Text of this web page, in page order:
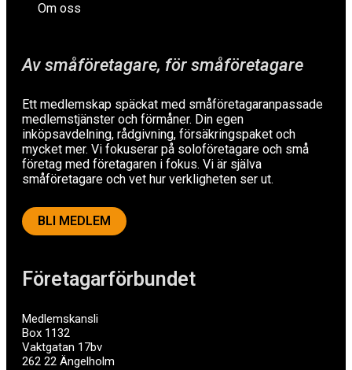
Företagarförbundet
Medlemskansli
Box 1132
Vaktgatan 17bv
262 22 Ängelholm
Av småföretagare, för småföretagare
Ett medlemskap späckat med småföretagaranpassade
medlemstjänster och förmåner. Din egen
inköpsavdelning, rådgivning, försäkringspaket och
mycket mer. Vi fokuserar på soloföretagare och små
företag med företagaren i fokus. Vi är själva
småföretagare och vet hur verkligheten ser ut.
BLI MEDLEM
Om oss